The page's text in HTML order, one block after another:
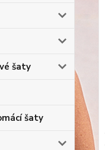
šaty
šaty